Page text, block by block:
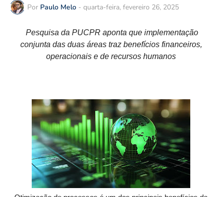
Por Paulo Melo - quarta-feira, fevereiro 26, 2025
Pesquisa da PUCPR aponta que implementação
conjunta das duas áreas traz benefícios financeiros,
operacionais e de recursos humanos